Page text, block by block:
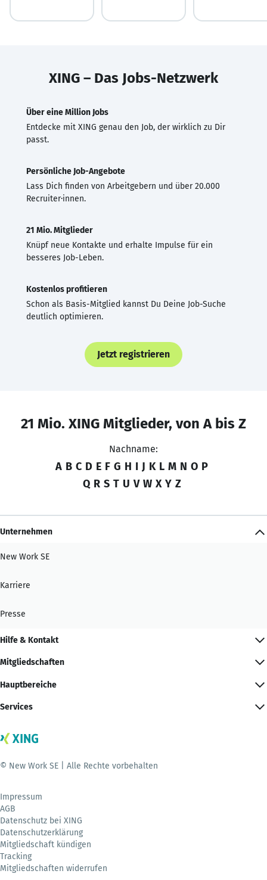
XING – Das Jobs-Netzwerk
Über eine Million Jobs
Entdecke mit XING genau den Job, der wirklich zu Dir
passt.
Persönliche Job-Angebote
Lass Dich finden von Arbeitgebern und über 20.000
Recruiter·innen.
21 Mio. Mitglieder
Knüpf neue Kontakte und erhalte Impulse für ein
besseres Job-Leben.
Kostenlos profitieren
Schon als Basis-Mitglied kannst Du Deine Job-Suche
deutlich optimieren.
Jetzt registrieren
21 Mio. XING Mitglieder, von A bis Z
Nachname:
A B C D E F G H I J K L M N O P
Q R S T U V W X Y Z
Unternehmen
New Work SE
Karriere
Presse
Hilfe & Kontakt
Mitgliedschaften
Hauptbereiche
Services
© New Work SE | Alle Rechte vorbehalten
Impressum
AGB
Datenschutz bei XING
Datenschutzerklärung
Mitgliedschaft kündigen
Tracking
Mitgliedschaften widerrufen